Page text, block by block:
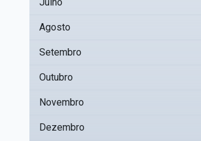
Agosto
Setembro
Outubro
Novembro
Dezembro